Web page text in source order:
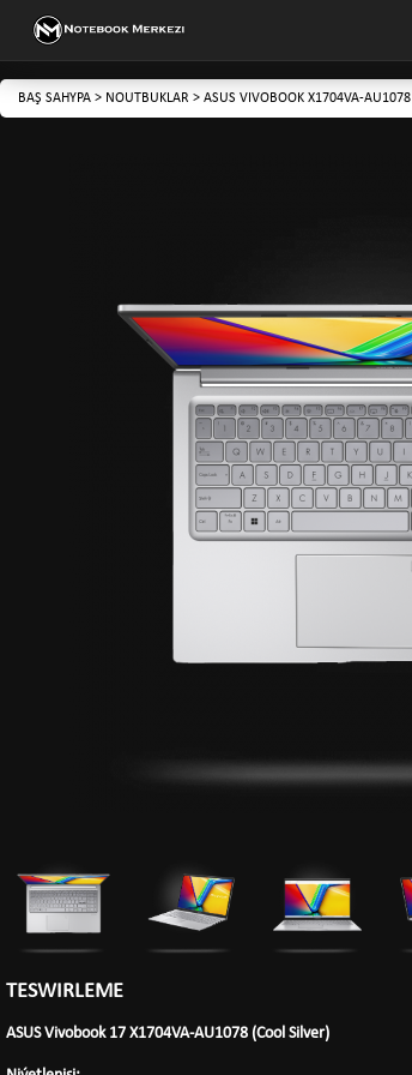
BAŞ SAHYPA > NOUTBUKLAR > ASUS VIVOBOOK X1704VA-AU1078
TESWIRLEME
ASUS Vivobook 17 X1704VA-AU1078 (Cool Silver)